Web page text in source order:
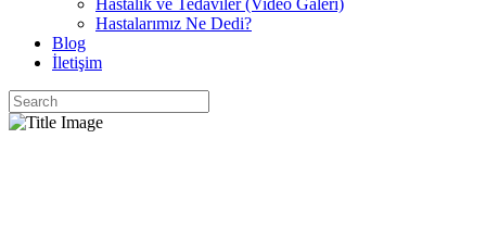
Hastalarımız Ne Dedi?
Blog
İletişim